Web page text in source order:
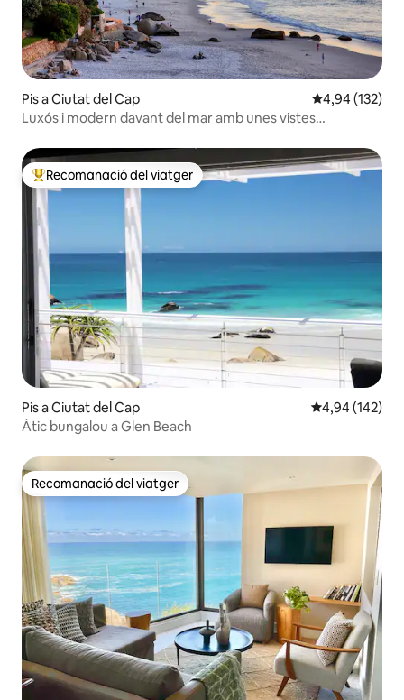
Pis a Ciutat del Cap 4,94 de
4,94 (132)
Luxós i modern davant del mar amb unes vistes
Principals recomanacions dels viatgers
Recomanació del viatger
Pis a Ciutat del Cap 4,94 de
4,94 (142)
Àtic bungalou a Glen Beach
Recomanació del viatger
Recomanació del viatger